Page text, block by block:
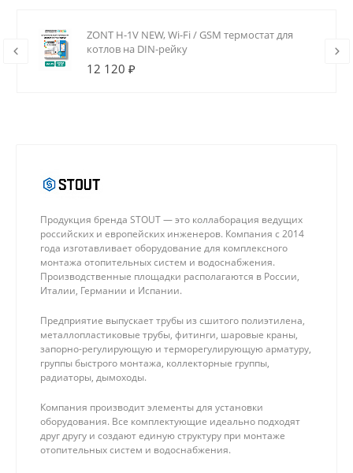
ZONT H-1V NEW, Wi-Fi / GSM термостат для
котлов на DIN-рейку
12 120 ₽
Продукция бренда STOUT — это коллаборация ведущих
российских и европейских инженеров. Компания с 2014
года изготавливает оборудование для комплексного
монтажа отопительных систем и водоснабжения.
Производственные площадки располагаются в России,
Италии, Германии и Испании.
Предприятие выпускает трубы из сшитого полиэтилена,
металлопластиковые трубы, фитинги, шаровые краны,
запорно-регулирующую и терморегулирующую арматуру,
группы быстрого монтажа, коллекторные группы,
радиаторы, дымоходы.
Компания производит элементы для установки
оборудования. Все комплектующие идеально подходят
друг другу и создают единую структуру при монтаже
отопительных систем и водоснабжения.